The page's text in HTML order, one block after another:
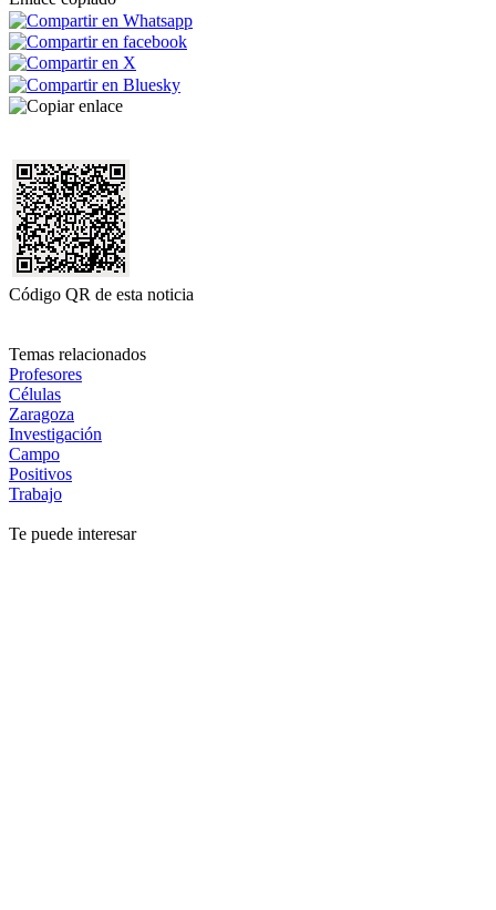
Código QR de esta noticia
Temas relacionados
Profesores
Células
Zaragoza
Investigación
Campo
Positivos
Trabajo
Te puede interesar